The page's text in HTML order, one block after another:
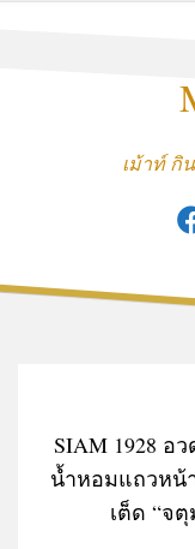
เม้าท์ กิ
SIAM 1928 อ
น้ำหอมแถวหน้
เต็ด “จ